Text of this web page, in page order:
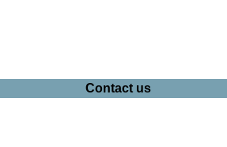
Contact us